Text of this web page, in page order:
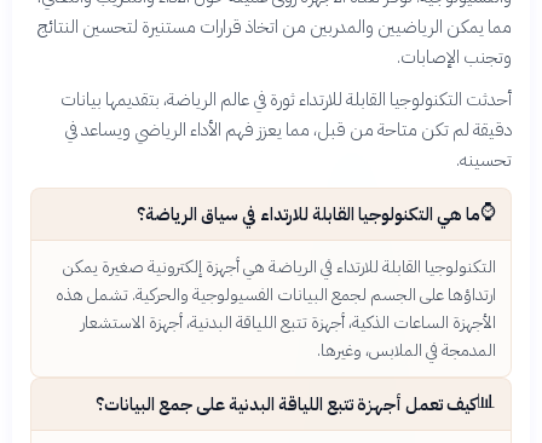
مما يمكن الرياضيين والمدربين من اتخاذ قرارات مستنيرة لتحسين النتائج
وتجنب الإصابات.
أحدثت التكنولوجيا القابلة للارتداء ثورة في عالم الرياضة، بتقديمها بيانات
دقيقة لم تكن متاحة من قبل، مما يعزز فهم الأداء الرياضي ويساعد في
تحسينه.
⌚ما هي التكنولوجيا القابلة للارتداء في سياق الرياضة؟
التكنولوجيا القابلة للارتداء في الرياضة هي أجهزة إلكترونية صغيرة يمكن
ارتداؤها على الجسم لجمع البيانات الفسيولوجية والحركية. تشمل هذه
الأجهزة الساعات الذكية، أجهزة تتبع اللياقة البدنية، أجهزة الاستشعار
المدمجة في الملابس، وغيرها.
📊كيف تعمل أجهزة تتبع اللياقة البدنية على جمع البيانات؟